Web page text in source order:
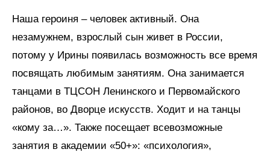
Наша героиня – человек активный. Она
незамужнем, взрослый сын живет в России,
потому у Ирины появилась возможность все время
посвящать любимым занятиям. Она занимается
танцами в ТЦСОН Ленинского и Первомайского
районов, во Дворце искусств. Ходит и на танцы
«кому за…». Также посещает всевозможные
занятия в академии «50+»: «психология»,